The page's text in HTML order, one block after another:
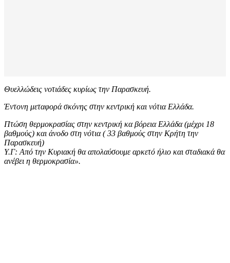
Θυελλώδεις νοτιάδες κυρίως την Παρασκευή.
Έντονη μεταφορά σκόνης στην κεντρική και νότια Ελλάδα.
Πτώση θερμοκρασίας στην κεντρική κα βόρεια Ελλάδα (μέχρι 18
βαθμούς) και άνοδο στη νότια ( 33 βαθμούς στην Κρήτη την
Παρασκευή)
Υ.Γ: Από την Κυριακή θα απολαύσουμε αρκετό ήλιο και σταδιακά θα
ανέβει η θερμοκρασία».